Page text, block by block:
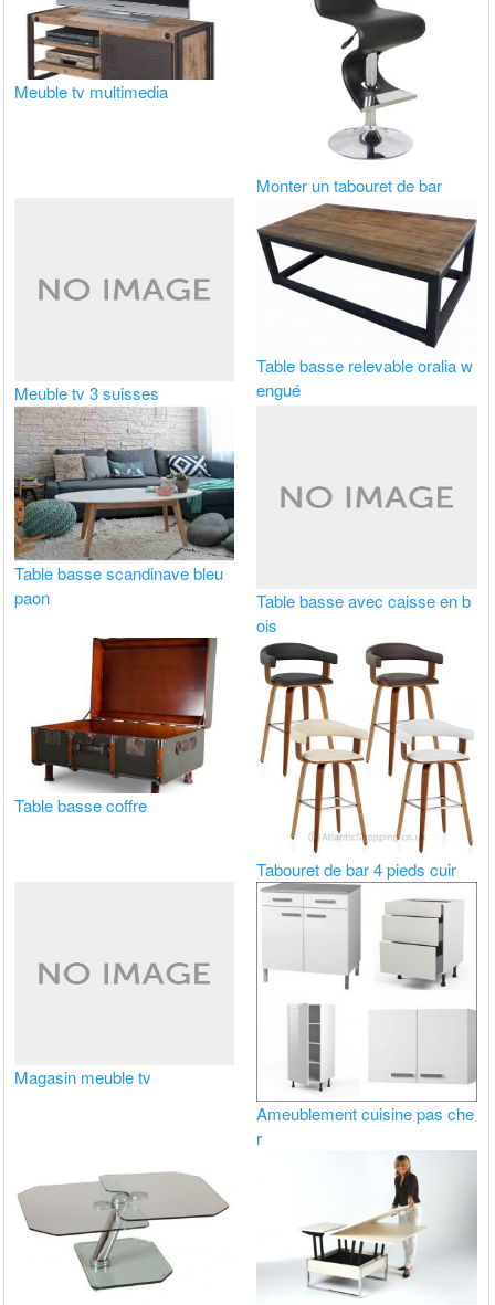
Meuble tv multimedia
Monter un tabouret de bar
Meuble tv 3 suisses
Table basse relevable oralia w
engué
Table basse scandinave bleu
paon
Table basse avec caisse en b
ois
Table basse coffre
Tabouret de bar 4 pieds cuir
Magasin meuble tv
Ameublement cuisine pas che
r